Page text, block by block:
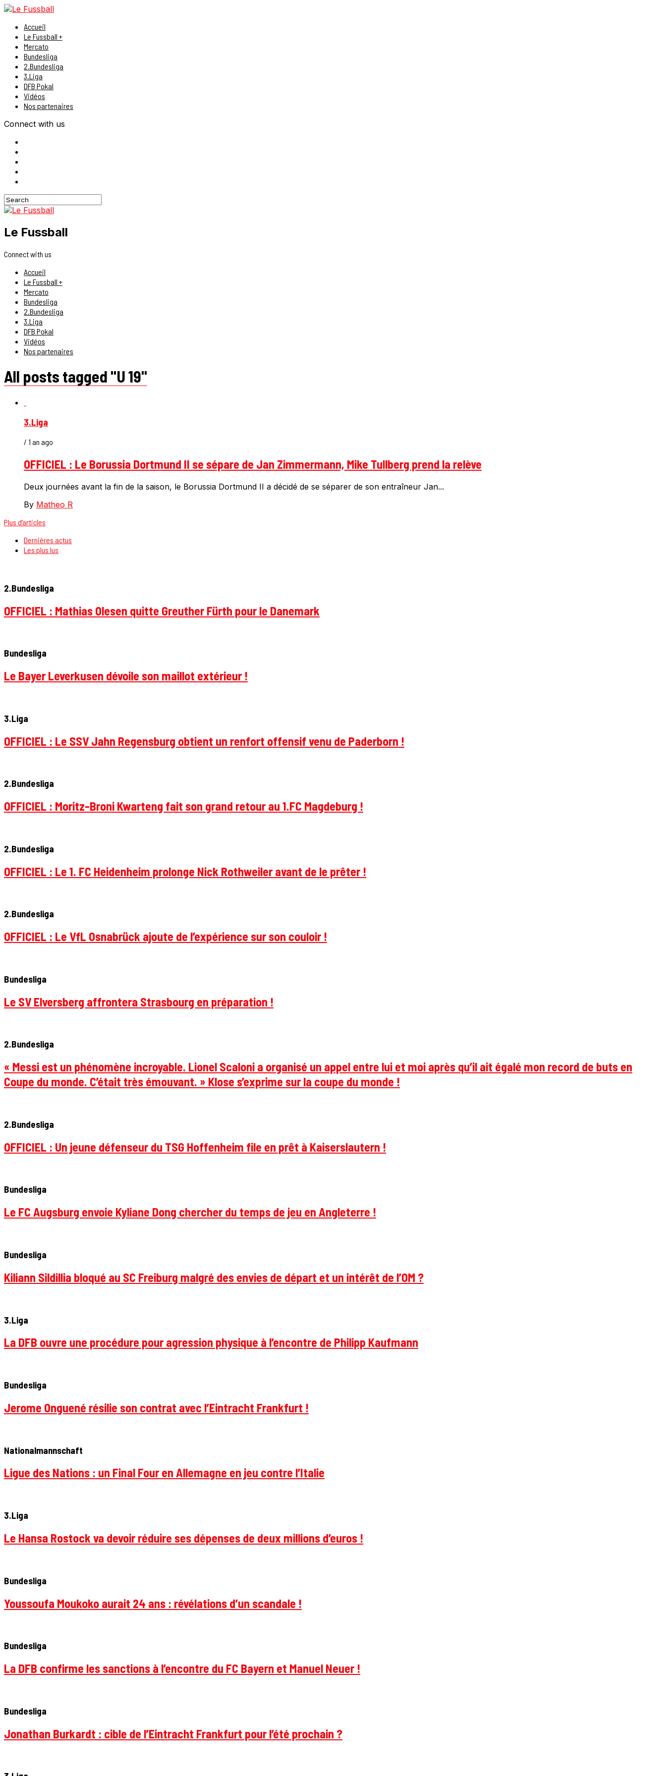
Accueil
Le Fussball +
Mercato
Bundesliga
2.Bundesliga
3.Liga
DFB Pokal
Vidéos
Nos partenaires
Connect with us
Le Fussball
Connect with us
Accueil
Le Fussball +
Mercato
Bundesliga
2.Bundesliga
3.Liga
DFB Pokal
Vidéos
Nos partenaires
All posts tagged "U 19"
3.Liga
/ 1 an ago
OFFICIEL : Le Borussia Dortmund II se sépare de Jan Zimmermann, Mike Tullberg prend la relève
Deux journées avant la fin de la saison, le Borussia Dortmund II a décidé de se séparer de son entraîneur Jan...
By Matheo R
Plus d’articles
Dernières actus
Les plus lus
2.Bundesliga
OFFICIEL : Mathias Olesen quitte Greuther Fürth pour le Danemark
Bundesliga
Le Bayer Leverkusen dévoile son maillot extérieur !
3.Liga
OFFICIEL : Le SSV Jahn Regensburg obtient un renfort offensif venu de Paderborn !
2.Bundesliga
OFFICIEL : Moritz-Broni Kwarteng fait son grand retour au 1.FC Magdeburg !
2.Bundesliga
OFFICIEL : Le 1. FC Heidenheim prolonge Nick Rothweiler avant de le prêter !
2.Bundesliga
OFFICIEL : Le VfL Osnabrück ajoute de l’expérience sur son couloir !
Bundesliga
Le SV Elversberg affrontera Strasbourg en préparation !
2.Bundesliga
« Messi est un phénomène incroyable. Lionel Scaloni a organisé un appel entre lui et moi après qu’il ait égalé mon record de buts en
Coupe du monde. C’était très émouvant. » Klose s’exprime sur la coupe du monde !
2.Bundesliga
OFFICIEL : Un jeune défenseur du TSG Hoffenheim file en prêt à Kaiserslautern !
Bundesliga
Le FC Augsburg envoie Kyliane Dong chercher du temps de jeu en Angleterre !
Bundesliga
Kiliann Sildillia bloqué au SC Freiburg malgré des envies de départ et un intérêt de l’OM ?
3.Liga
La DFB ouvre une procédure pour agression physique à l’encontre de Philipp Kaufmann
Bundesliga
Jerome Onguené résilie son contrat avec l’Eintracht Frankfurt !
Nationalmannschaft
Ligue des Nations : un Final Four en Allemagne en jeu contre l’Italie
3.Liga
Le Hansa Rostock va devoir réduire ses dépenses de deux millions d’euros !
Bundesliga
Youssoufa Moukoko aurait 24 ans : révélations d’un scandale !
Bundesliga
La DFB confirme les sanctions à l’encontre du FC Bayern et Manuel Neuer !
Bundesliga
Jonathan Burkardt : cible de l’Eintracht Frankfurt pour l’été prochain ?